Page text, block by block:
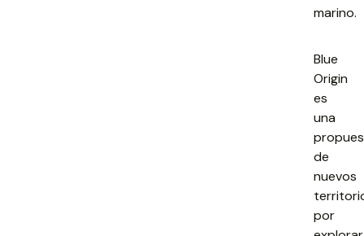
marino.
Blue
Origin
es
una
de
nuevos
por